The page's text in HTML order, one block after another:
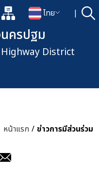
แผนผังเว็บไซต์
เปลี่ยนภาษา
ไทย | ค้
เปิดกล่องค้นหาข้อมูลหลักของเ
ครปฐม
District
หน้าแรก / ข่าวการมีส่วนร่วม